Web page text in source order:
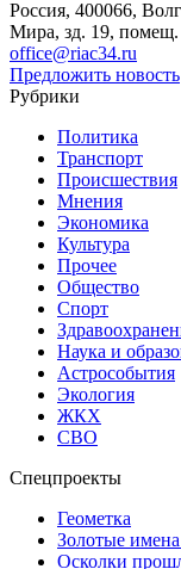
Россия, 400066,
Мира, зд. 19, помещ.
office@riac34.ru
Предложить новость
Рубрики
Политика
Транспорт
Происшествия
Мнения
Экономика
Культура
Прочее
Общество
Спорт
Наука и
Астрособытия
Экология
ЖКХ
СВО
Спецпроекты
Геометка
Золотые имена
Осколки